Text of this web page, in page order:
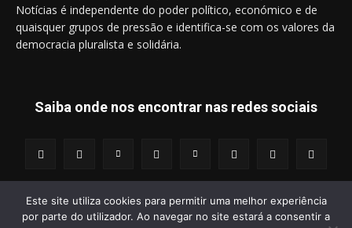
Notícias é independente do poder político, económico e de
quaisquer grupos de pressão e identifica-se com os valores da
democracia pluralista e solidária.
Saiba onde nos encontrar nas redes sociais
Este site utiliza cookies para permitir uma melhor experiência
por parte do utilizador. Ao navegar no site estará a consentir a